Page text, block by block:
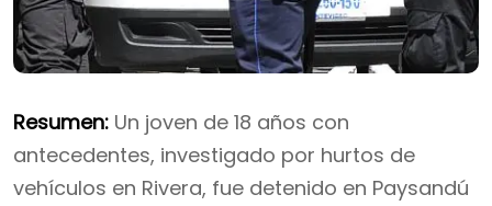
Resumen: Un joven de 18 años con
antecedentes, investigado por hurtos de
vehículos en Rivera, fue detenido en Paysandú